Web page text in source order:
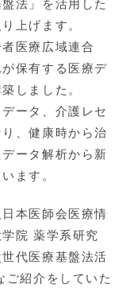
法」を活用した
上げます。
医療広域連合
保有する医療デ
しました。
ータ、介護レセ
、健康時から治
ータ解析から新
ます。
本医師会医療情
院 薬学系研究
代医療基盤法活
ご紹介をしていた